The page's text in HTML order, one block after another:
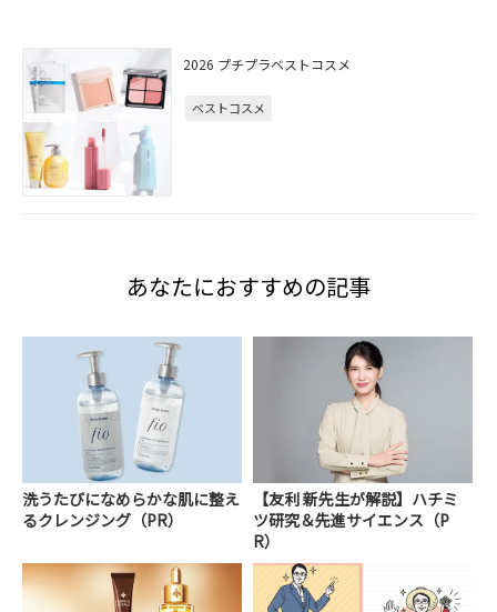
2026 プチプラベストコスメ
ベストコスメ
あなたにおすすめの記事
洗うたびになめらかな肌に整え
るクレンジング（PR）
【友利 新先生が解説】ハチミ
ツ研究＆先進サイエンス（P
R）